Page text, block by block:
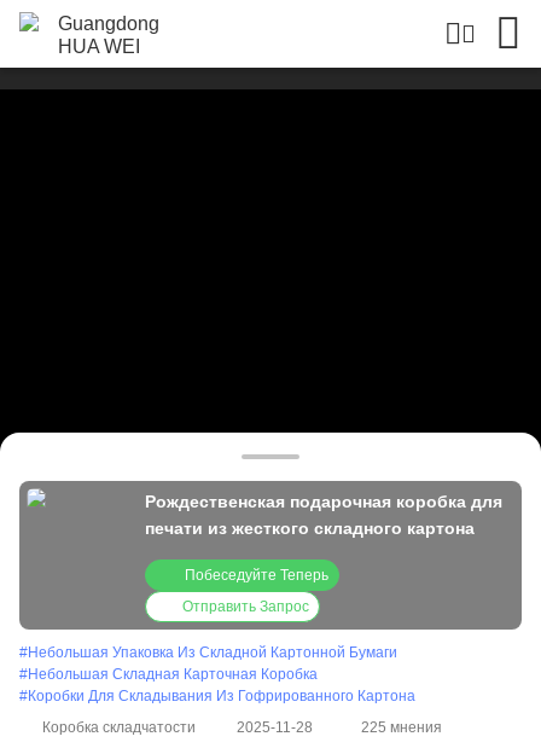
Рождественская подарочная коробка для
печати из жесткого складного картона
Побеседуйте Теперь
Отправить Запрос
#Небольшая Упаковка Из Складной Картонной Бумаги
#Небольшая Складная Карточная Коробка
#Коробки Для Складывания Из Гофрированного Картона
Коробка складчатости
2025-11-28 225 мнения